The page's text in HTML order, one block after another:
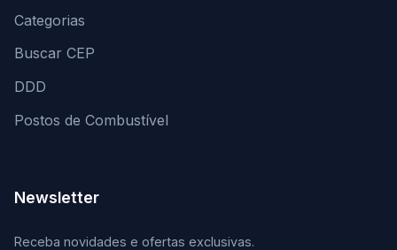
Categorias
Buscar CEP
DDD
Postos de Combustível
Newsletter
Receba novidades e ofertas exclusivas.